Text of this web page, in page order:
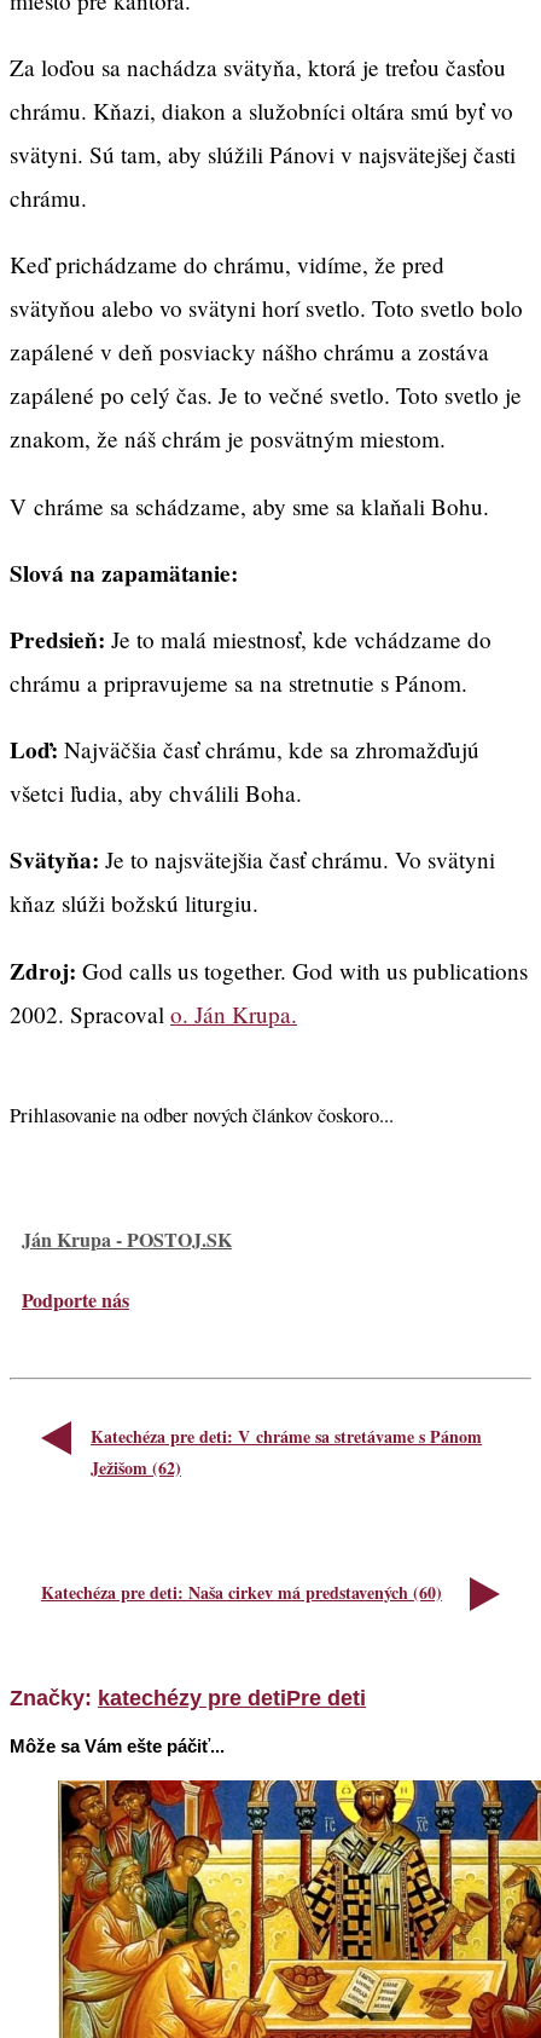
Za loďou sa nachádza svätyňa, ktorá je treťou časťou
chrámu. Kňazi, diakon a služobníci oltára smú byť vo
svätyni. Sú tam, aby slúžili Pánovi v najsvätejšej časti
chrámu.
Keď prichádzame do chrámu, vidíme, že pred
svätyňou alebo vo svätyni horí svetlo. Toto svetlo bolo
zapálené v deň posviacky nášho chrámu a zostáva
zapálené po celý čas. Je to večné svetlo. Toto svetlo je
znakom, že náš chrám je posvätným miestom.
V chráme sa schádzame, aby sme sa klaňali Bohu.
Slová na zapamätanie:
Predsieň: Je to malá miestnosť, kde vchádzame do
chrámu a pripravujeme sa na stretnutie s Pánom.
Loď: Najväčšia časť chrámu, kde sa zhromažďujú
všetci ľudia, aby chválili Boha.
Svätyňa: Je to najsvätejšia časť chrámu. Vo svätyni
kňaz slúži božskú liturgiu.
Zdroj: God calls us together. God with us publications
2002. Spracoval o. Ján Krupa.
Prihlasovanie na odber nových článkov čoskoro...
Ján Krupa - POSTOJ.SK
Podporte nás
Katechéza pre deti: V chráme sa stretávame s Pánom
Ježišom (62)
Katechéza pre deti: Naša cirkev má predstavených (60)
Značky: katechézy pre detiPre deti
Môže sa Vám ešte páčiť...